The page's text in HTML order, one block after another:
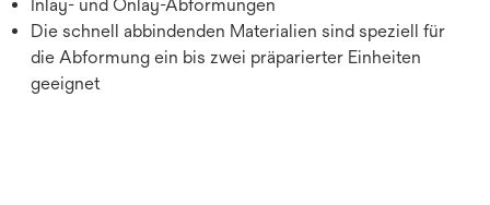
Inlay- und Onlay-Abformungen
Die schnell abbindenden Materialien sind speziell für
die Abformung ein bis zwei präparierter Einheiten
geeignet